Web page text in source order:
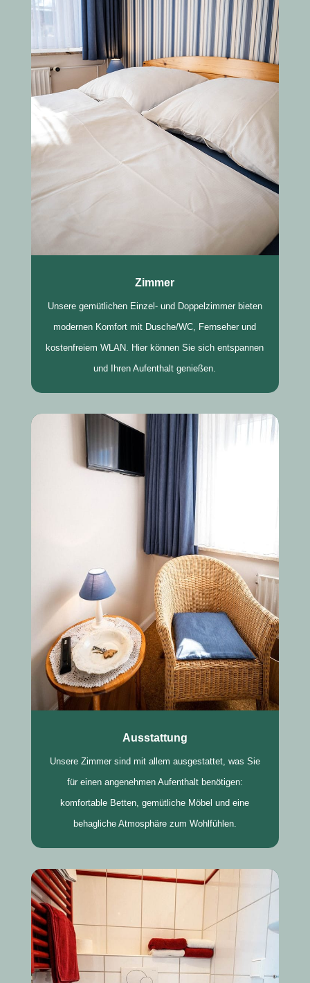
Zimmer
Unsere gemütlichen Einzel- und Doppelzimmer bieten
modernen Komfort mit Dusche/WC, Fernseher und
kostenfreiem WLAN. Hier können Sie sich entspannen
und Ihren Aufenthalt genießen.
Ausstattung
Unsere Zimmer sind mit allem ausgestattet, was Sie
für einen angenehmen Aufenthalt benötigen:
komfortable Betten, gemütliche Möbel und eine
behagliche Atmosphäre zum Wohlfühlen.